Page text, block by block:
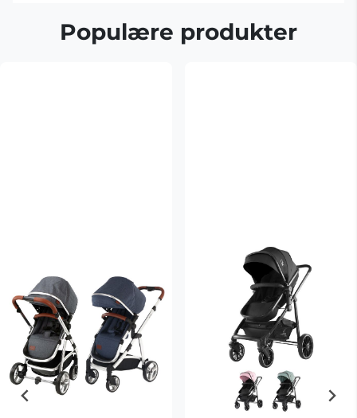
Populære produkter